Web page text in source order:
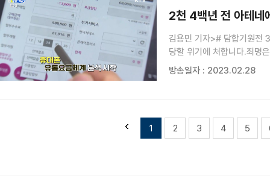
2천 4백년 전 아테
김용민 기자># 담합기원전
당할 위기에 처합니다.죄명
아테네의 경제규모는 자유
방송일자 : 2023.02.28
1 2 3 4 5